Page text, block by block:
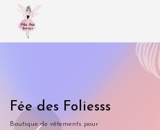
Fée des Foliesss
Boutique de vêtements pour